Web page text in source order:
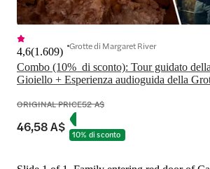
Combo (10%  di sconto): Tour guidato
Gioiello + Esperienza audioguida della
4,6(1.609) Grotte di Margaret River
ORIGINAL PRICE52 A$
46,58 A$ 10% di sconto